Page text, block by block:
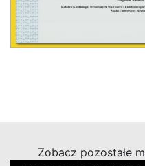
Zobacz pozostałe